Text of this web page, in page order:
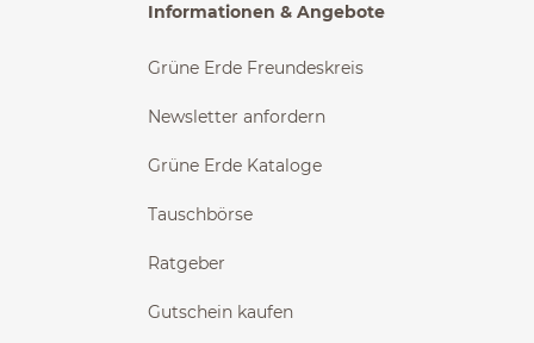
Informationen & Angebote
Grüne Erde Freundeskreis
Newsletter anfordern
Grüne Erde Kataloge
Tauschbörse
Ratgeber
Gutschein kaufen